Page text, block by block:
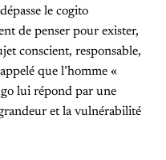
le cogito
de penser pour exister,
conscient, responsable,
que l’homme «
lui répond par une
et la vulnérabilité